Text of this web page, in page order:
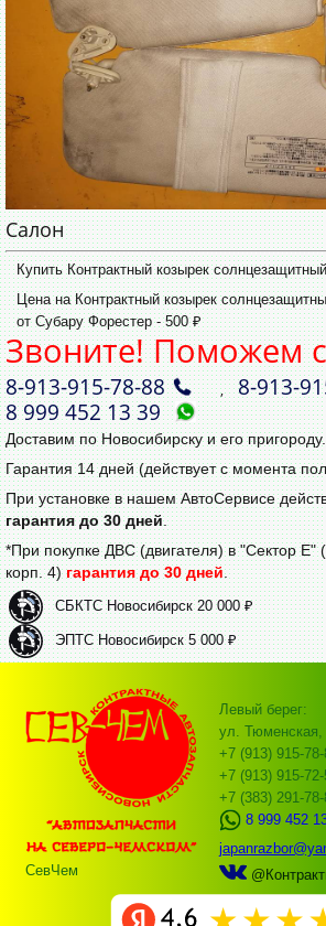
Салон
Купить Контрактный козырек
Цена на Контрактный козырек
от Субару Форестер - 500 ₽
Звоните! Поможем
8‑913‑915‑78‑88 ,
8 999 452 13 39
Доставим по Новосибирску и его пригороду.
Гарантия 14 дней (действует с момента
При установке в нашем АвтоСервисе
гарантия до 30 дней.
*При покупке ДВС (двигателя) в "Сектор Е"
корп. 4)гарантия до 30 дней.
СБКТС Новосибирск 20 000 ₽
ЭПТС Новосибирск 5 000 ₽
СевЧем
Левый берег:
ул. Тюменская,
+7 (913) 915-
+7 (913) 915-
+7 (383) 291-
8 999 452